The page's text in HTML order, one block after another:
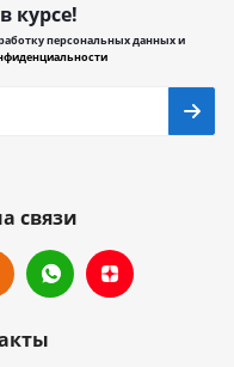
курсе!
персональных данных и
связи